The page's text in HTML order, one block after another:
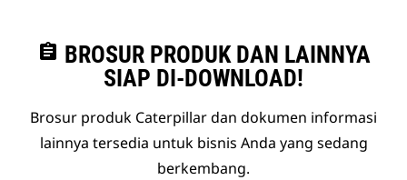
assignment BROSUR PRODUK DAN LAINNYA
SIAP DI-DOWNLOAD!
Brosur produk Caterpillar dan dokumen informasi
lainnya tersedia untuk bisnis Anda yang sedang
berkembang.